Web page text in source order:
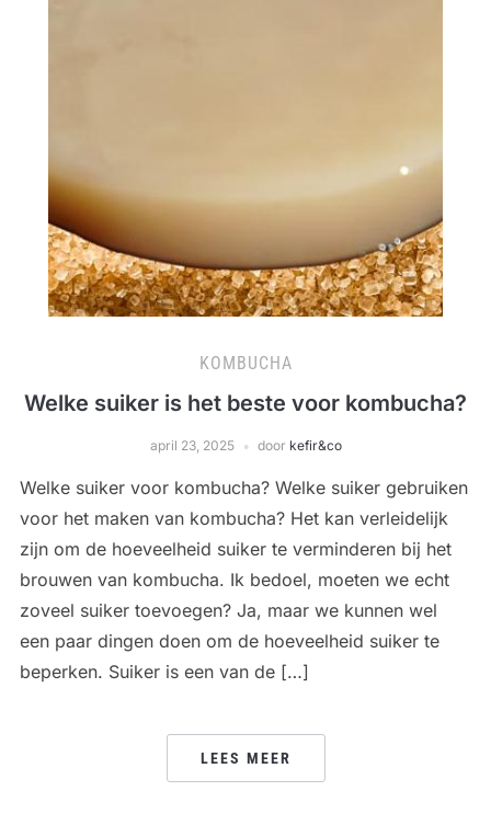
KOMBUCHA
Welke suiker is het beste voor kombucha?
april 23, 2025 door kefir&co
Welke suiker voor kombucha? Welke suiker gebruiken
voor het maken van kombucha? Het kan verleidelijk
zijn om de hoeveelheid suiker te verminderen bij het
brouwen van kombucha. Ik bedoel, moeten we echt
zoveel suiker toevoegen? Ja, maar we kunnen wel
een paar dingen doen om de hoeveelheid suiker te
beperken. Suiker is een van de […]
LEES MEER